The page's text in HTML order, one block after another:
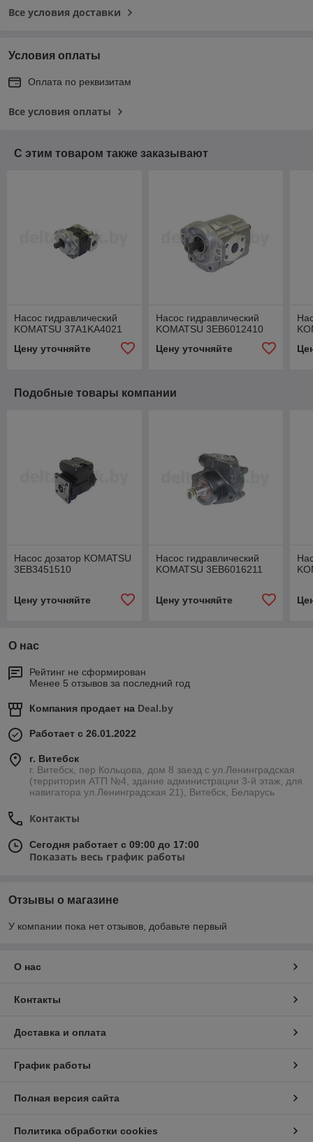
Все условия доставки
Условия оплаты
Оплата по реквизитам
Все условия оплаты
С этим товаром также заказывают
Насос гидравлический
KOMATSU 37A1KA4021
Цену уточняйте
Насос гидравлический
KOMATSU 3EB6012410
Цену уточняйте
Подобные товары компании
Насос дозатор KOMATSU
3EB3451510
Цену уточняйте
Насос гидравлический
KOMATSU 3EB6016211
Цену уточняйте
О нас
Рейтинг не сформирован
Менее 5 отзывов за последний год
Компания продает на Deal.by
Работает с 26.01.2022
г. Витебск
г. Витебск, пер Кольцова, дом 8 заезд с ул.Ленинградская
(территория АТП №4, здание администрации 3-й этаж, для
навигатора ул.Ленинградская 21), Витебск, Беларусь
Контакты
Сегодня работает с 09:00 до 17:00
Показать весь график работы
Отзывы о магазине
У компании пока нет отзывов, добавьте первый
О нас
Контакты
Доставка и оплата
График работы
Полная версия сайта
Политика обработки cookies